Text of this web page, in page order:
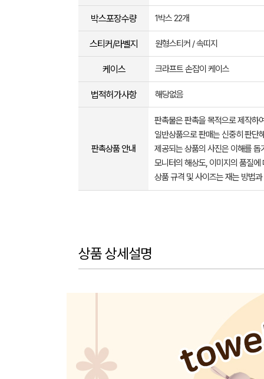
박스포장수량 1박스 22개
스티커/라벨지 원형스티커 / 속띠지
케이스 크라프트 손잡이 케이스
법적허가사항 해당없음
판촉상품 안내
판촉물은 판촉을 목적으로 제작하
일반상품으로 판매는 신중히 판단
제공되는 상품의 사진은 이해를
모니터의 해상도, 이미지의 품질
상품 규격 및 사이즈는 재는 방법
상품 상세설명